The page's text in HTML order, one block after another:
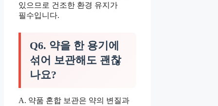
있으므로 건조한 환경 유지가
필수입니다.
Q6. 약을 한 용기에
섞어 보관해도 괜찮
나요?
A. 약품 혼합 보관은 약의 변질과